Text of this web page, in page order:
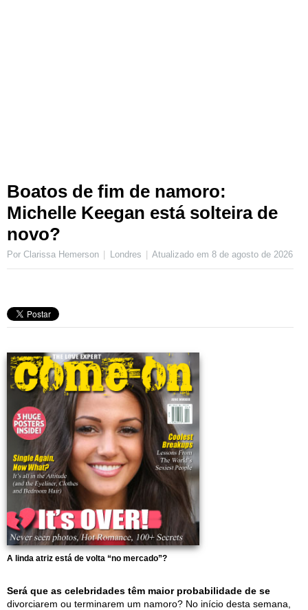
Boatos de fim de namoro:
Michelle Keegan está solteira de
novo?
Por Clarissa Hemerson Londres Atualizado em8 de agosto de 2026
A linda atriz está de volta “no mercado”?
Será que as celebridades têm maior probabilidade de se
divorciarem ou terminarem um namoro? No início desta semana,